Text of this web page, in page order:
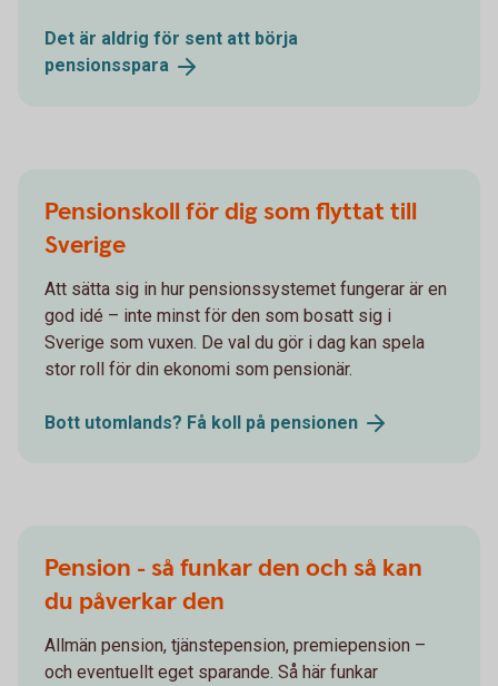
Det är aldrig för sent att börja
pensionsspara
Pensionskoll för dig som flyttat till
Sverige
Att sätta sig in hur pensionssystemet fungerar är en
god idé – inte minst för den som bosatt sig i
Sverige som vuxen. De val du gör i dag kan spela
stor roll för din ekonomi som pensionär.
Bott utomlands? Få koll på pensionen
Pension - så funkar den och så kan
du påverkar den
Allmän pension, tjänstepension, premiepension –
och eventuellt eget sparande. Så här funkar